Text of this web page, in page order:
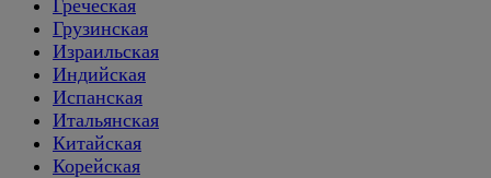
Греческая
Грузинская
Израильская
Индийская
Испанская
Итальянская
Китайская
Корейская